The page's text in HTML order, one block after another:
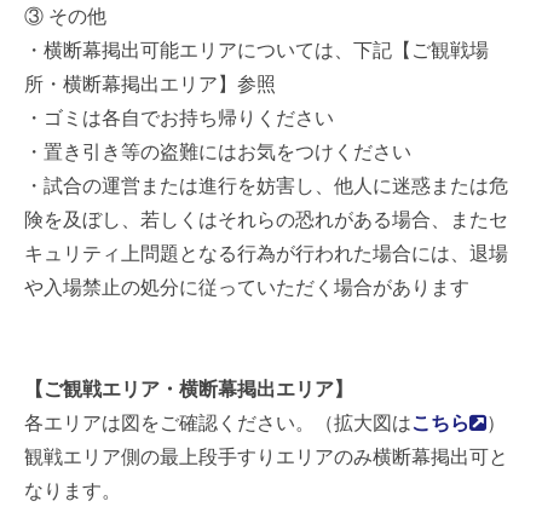
③ その他
・横断幕掲出可能エリアについては、下記【ご観戦場
所・横断幕掲出エリア】参照
・ゴミは各自でお持ち帰りください
・置き引き等の盗難にはお気をつけください
・試合の運営または進行を妨害し、他人に迷惑または危
険を及ぼし、若しくはそれらの恐れがある場合、またセ
キュリティ上問題となる行為が行われた場合には、退場
や入場禁止の処分に従っていただく場合があります
【ご観戦エリア・横断幕掲出エリア】
各エリアは図をご確認ください。（拡大図はこちら
）
観戦エリア側の最上段手すりエリアのみ横断幕掲出可と
なります。